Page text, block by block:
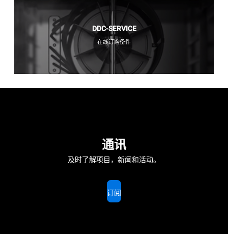
DDC-SERVICE
在线订购备件
通讯
及时了解项目，新闻和活动。
订阅